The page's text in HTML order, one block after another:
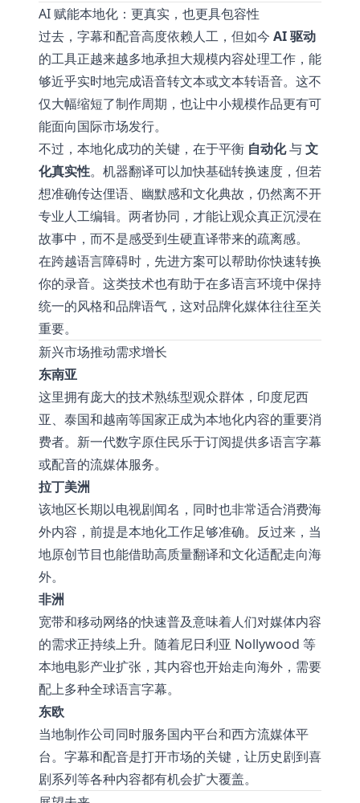
AI 赋能本地化：更真实，也更具包容性
过去，字幕和配音高度依赖人工，但如今 AI 驱动
的工具正越来越多地承担大规模内容处理工作，能
够近乎实时地完成语音转文本或文本转语音。这不
仅大幅缩短了制作周期，也让中小规模作品更有可
能面向国际市场发行。
不过，本地化成功的关键，在于平衡 自动化与文
化真实性。机器翻译可以加快基础转换速度，但若
想准确传达俚语、幽默感和文化典故，仍然离不开
专业人工编辑。两者协同，才能让观众真正沉浸在
故事中，而不是感受到生硬直译带来的疏离感。
在跨越语言障碍时，先进方案可以帮助你快速转换
你的录音。这类技术也有助于在多语言环境中保持
统一的风格和品牌语气，这对品牌化媒体往往至关
重要。
新兴市场推动需求增长
东南亚
这里拥有庞大的技术熟练型观众群体，印度尼西
亚、泰国和越南等国家正成为本地化内容的重要消
费者。新一代数字原住民乐于订阅提供多语言字幕
或配音的流媒体服务。
拉丁美洲
该地区长期以电视剧闻名，同时也非常适合消费海
外内容，前提是本地化工作足够准确。反过来，当
地原创节目也能借助高质量翻译和文化适配走向海
外。
非洲
宽带和移动网络的快速普及意味着人们对媒体内容
的需求正持续上升。随着尼日利亚 Nollywood 等
本地电影产业扩张，其内容也开始走向海外，需要
配上多种全球语言字幕。
东欧
当地制作公司同时服务国内平台和西方流媒体平
台。字幕和配音是打开市场的关键，让历史剧到喜
剧系列等各种内容都有机会扩大覆盖。